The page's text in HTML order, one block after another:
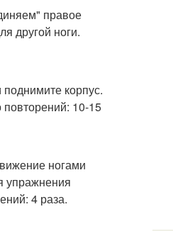
правое
другой ноги.
корпус.
10-15
ногами
упражнения
4 раза.